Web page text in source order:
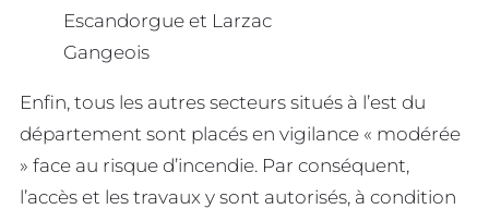
Escandorgue et Larzac
Gangeois
Enfin, tous les autres secteurs situés à l’est du
département sont placés en vigilance « modérée
» face au risque d’incendie. Par conséquent,
l’accès et les travaux y sont autorisés, à condition